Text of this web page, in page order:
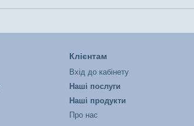
Клієнтам
Вхід до кабінету
Наші послуги
Наші продукти
Про нас